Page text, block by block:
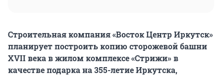
Строительная компания «Восток Центр Иркутск»
планирует построить копию сторожевой башни
XVII века в жилом комплексе «Стрижи» в
качестве подарка на 355-летие Иркутска,